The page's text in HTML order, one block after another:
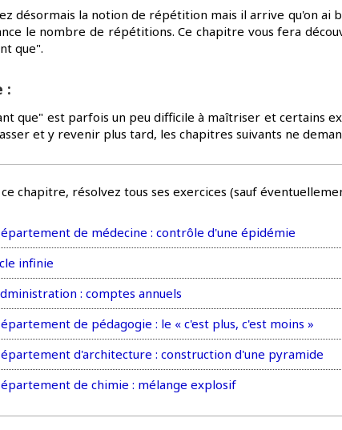
désormais la notion de répétition mais il arrive qu'on ai
le nombre de répétitions. Ce chapitre vous fera
que".
:
que" est parfois un peu difficile à maîtriser et certains
et y revenir plus tard, les chapitres suivants ne
chapitre, résolvez tous ses exercices (sauf
de médecine : contrôle d'une épidémie
infinie
: comptes annuels
de pédagogie : le « c'est plus, c'est moins »
d'architecture : construction d'une pyramide
de chimie : mélange explosif